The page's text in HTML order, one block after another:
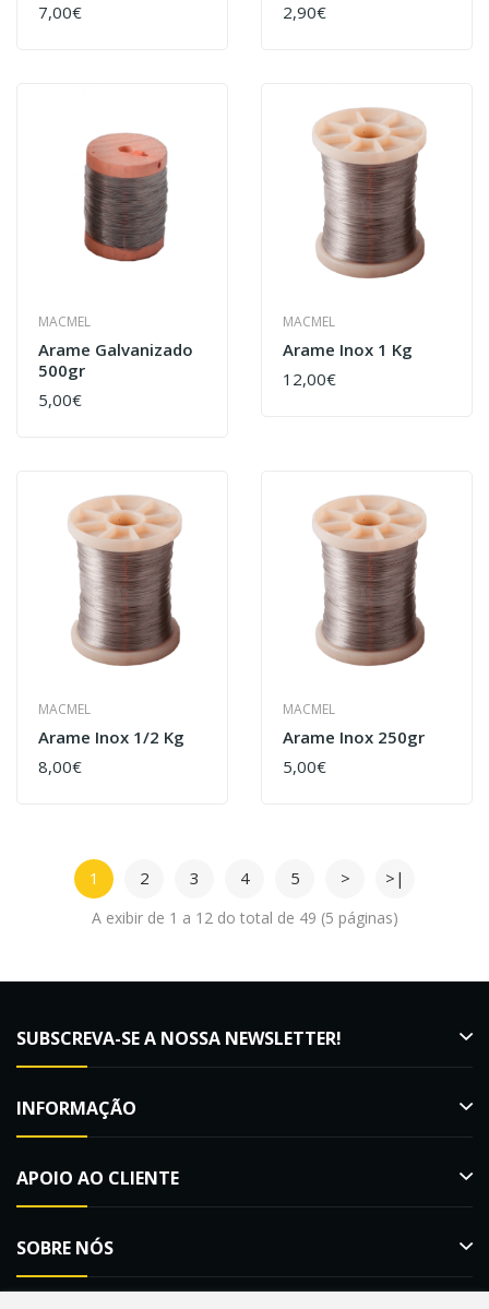
7,00€
2,90€
MACMEL
Arame Galvanizado
500gr
5,00€
MACMEL
Arame Inox 1 Kg
12,00€
MACMEL
Arame Inox 1/2 Kg
8,00€
MACMEL
Arame Inox 250gr
5,00€
1 2 3 4 5 > >|
A exibir de 1 a 12 do total de 49 (5 páginas)
SUBSCREVA-SE A NOSSA NEWSLETTER!
INFORMAÇÃO
APOIO AO CLIENTE
SOBRE NÓS